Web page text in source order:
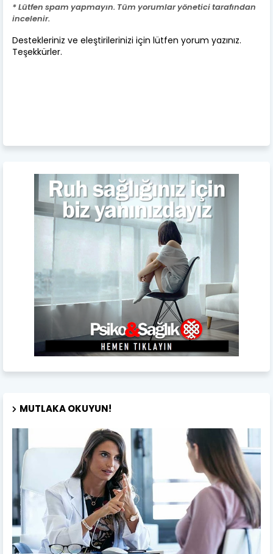
* Lütfen spam yapmayın. Tüm yorumlar yönetici tarafından
incelenir.
Destekleriniz ve eleştirilerinizi için lütfen yorum yazınız.
Teşekkürler.
MUTLAKA OKUYUN!